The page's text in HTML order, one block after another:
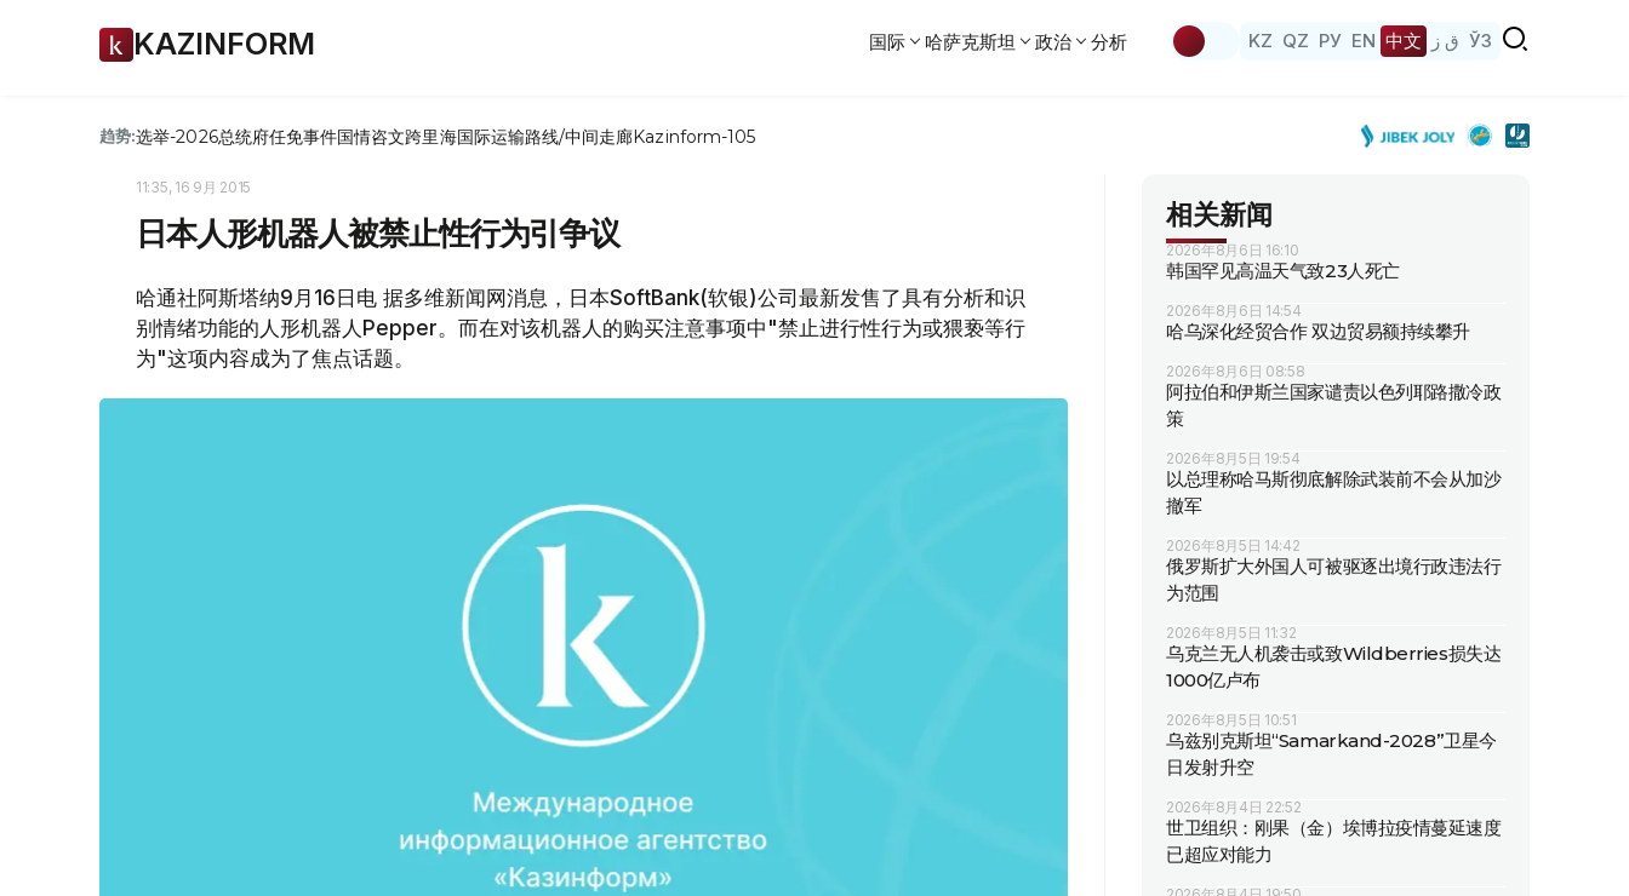
KAZINFORM 国际 哈萨克斯坦 政治 分析 KZ QZ РУ EN 中文 ق ز ЎЗ
趋势:选举-2026总统府任免事件国情咨文跨里海国际运输路线/中间走廊Kazinform-105
11:35, 16 9月 2015
日本人形机器人被禁止性行为引争议
哈通社阿斯塔纳9月16日电 据多维新闻网消息，日本SoftBank(软银)公司最新发售了具有分析和识
别情绪功能的人形机器人Pepper。而在对该机器人的购买注意事项中"禁止进行性行为或猥亵等行
为"这项内容成为了焦点话题。
相关新闻
2026年8月6日 16:10
韩国罕见高温天气致23人死亡
2026年8月6日 14:54
哈乌深化经贸合作 双边贸易额持续攀升
2026年8月6日 08:58
阿拉伯和伊斯兰国家谴责以色列耶路撒冷政
策
2026年8月5日 19:54
以总理称哈马斯彻底解除武装前不会从加沙
撤军
2026年8月5日 14:42
俄罗斯扩大外国人可被驱逐出境行政违法行
为范围
2026年8月5日 11:32
乌克兰无人机袭击或致Wildberries损失达
1000亿卢布
2026年8月5日 10:51
乌兹别克斯坦“Samarkand-2028”卫星今
日发射升空
2026年8月4日 22:52
世卫组织：刚果（金）埃博拉疫情蔓延速度
已超应对能力